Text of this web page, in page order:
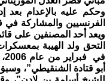
وحكم عليه بالإعدام بعد
الفرنسيين والمشاركة في
ويعد أحد المصنفين على
التحق ولد الهيبة
أبو قتادة الشنقيطي”،